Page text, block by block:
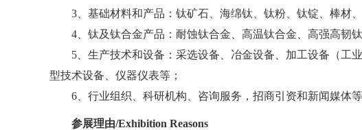
3、基础材料和产品：钛矿石、海绵钛、钛粉、钛锭、棒材
4、钛及钛合金产品：耐蚀钛合金、高温钛合金、高强高韧
5 、生产技术和设备：采选设备、冶金设备、加工设备（工
型技术设备、仪器仪表等；
6、行业组织、科研机构、咨询服务，招商引资和新闻媒体等
参展理由/Exhibition Reasons